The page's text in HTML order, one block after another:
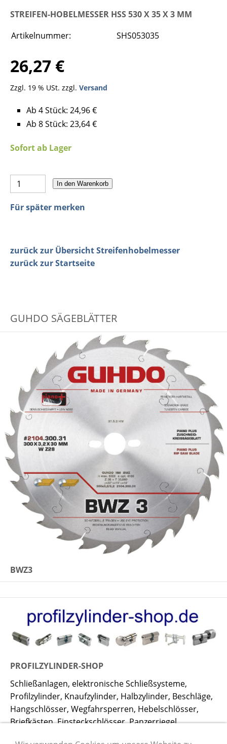
STREIFEN-HOBELMESSER HSS 530 X 35 X 3 MM
Artikelnummer:
SHS053035
26,27 €
Zzgl. 19 % USt. zzgl. Versand
Ab 4 Stück: 24,96 €
Ab 8 Stück: 23,64 €
Sofort ab Lager
In den Warenkorb
Für später merken
zurück zur Übersicht Streifenhobelmesser
zurück zur Startseite
GUHDO SÄGEBLÄTTER
BWZ3
PROFILZYLINDER-SHOP
Schließanlagen, elektronische Schließsysteme,
Profilzylinder, Knaufzylinder, Halbzylinder, Beschläge,
Hangschlösser, Wegfahrsperren, Hebelschlösser,
Briefkästen, Einsteckschlösser, Panzerriegel,